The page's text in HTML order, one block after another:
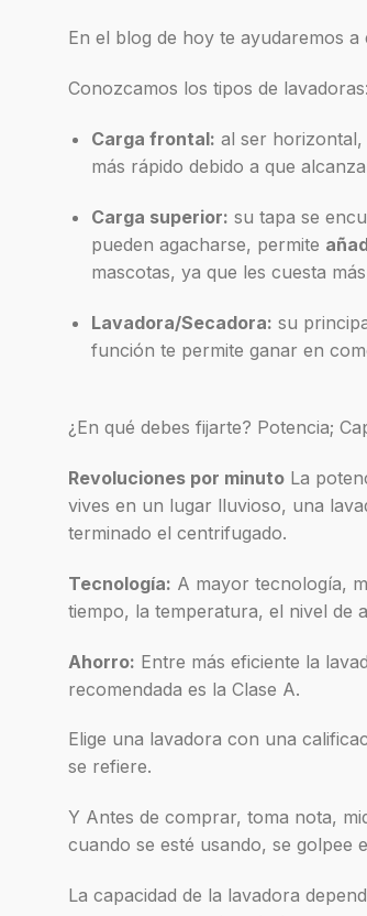
En el blog de hoy te ayudaremos
Conozcamos los tipos de lavadoras:
Carga frontal: al ser horizontal,
más rápido debido a que
Carga superior: su tapa se
pueden agacharse, permite
mascotas, ya que les cuesta
Lavadora/Secadora: su
función te permite ganar en
¿En qué debes fijarte? Potencia;
Revoluciones por minuto La
vives en un lugar lluvioso, una
terminado el centrifugado.
Tecnología: A mayor tecnología,
tiempo, la temperatura, el nivel de
Ahorro: Entre más eficiente la
recomendada es la Clase A.
Elige una lavadora con una
se refiere.
Y Antes de comprar, toma nota,
cuando se esté usando, se golpee
La capacidad de la lavadora